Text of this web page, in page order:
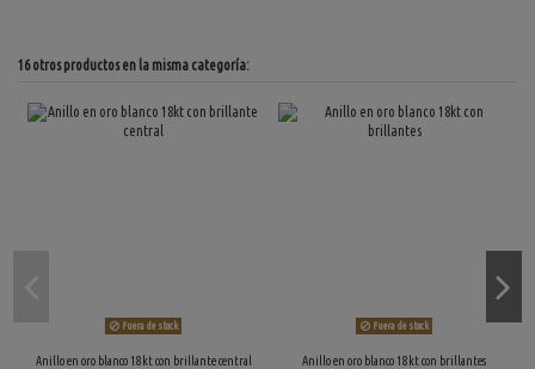
16 otros productos en la misma categoría:
Fuera de stock
Anillo en oro blanco 18kt con brillante central
Fuera de stock
Anillo en oro blanco 18kt con brillantes